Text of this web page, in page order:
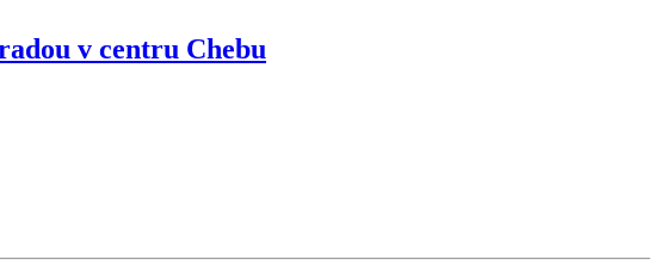
v centru Chebu